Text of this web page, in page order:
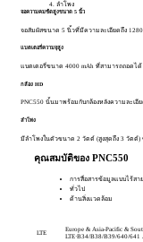
ลำโพง
จอความคมชัดสูงขนาด 5 นิ้ว
จอสัมผัสขนาด 5 นิ้วที่มีความละเอียดถึง
แบตเตอรี่ความจุสูง
แบตเตอรี่ขนาด 4000 mAh ที่สามารถถอดไ
กล้อง HD
PNC550 นั้นมาพร้อมกับกล้องหลังความละเอี
ลำโพง
มีลำโพงในตัวขนาด 2 วัตต์ (สูงสุดถึง 3 วัตต์)
คุณสมบัติของ PNC550
การสื่อสารข้อมูลแบบไร้สาย
ทั่วไป
ด้านสิ่งแวดล้อม
LTE
Europe & Asia-Pacific &
LTE·B34/B38/B39/640/